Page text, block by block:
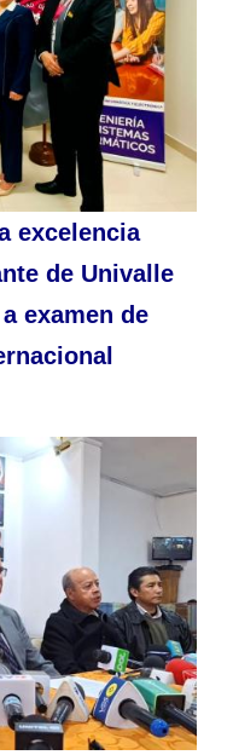
excelencia
de Univalle
examen de